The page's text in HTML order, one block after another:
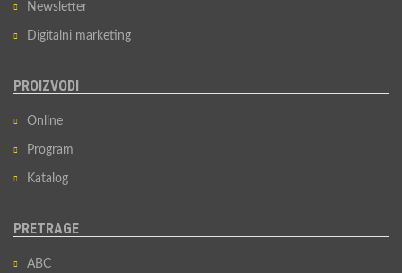
Newsletter
Digitalni marketing
PROIZVODI
Online
Program
Katalog
PRETRAGE
ABC